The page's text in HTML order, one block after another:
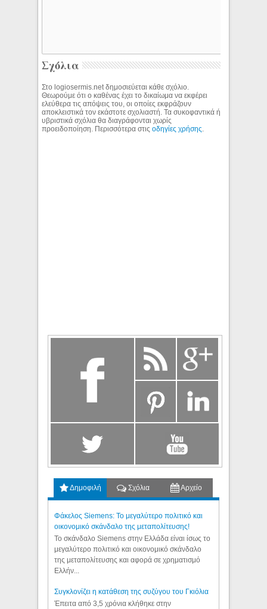
Σχόλια
Στο logiosermis.net δημοσιεύεται κάθε σχόλιο.
Θεωρούμε ότι ο καθένας έχει το δικαίωμα να εκφέρει
ελεύθερα τις απόψεις του, οι οποίες εκφράζουν
αποκλειστικά τον εκάστοτε σχολιαστή. Τα συκοφαντικά ή
υβριστικά σχόλια θα διαγράφονται χωρίς
προειδοποίηση. Περισσότερα στιςοδηγίες χρήσης.
Δημοφιλή Σχόλια Αρχείο
Φάκελος Siemens: Το μεγαλύτερο πολιτικό και
οικονομικό σκάνδαλο της μεταπολίτευσης!
Το σκάνδαλο Siemens στην Ελλάδα είναι ίσως το
μεγαλύτερο πολιτικό και οικονομικό σκάνδαλο
της μεταπολίτευσης και αφορά σε χρηματισμό
Ελλήν...
Συγκλονίζει η κατάθεση της συζύγου του Γκιόλια
Έπειτα από 3,5 χρόνια κλήθηκε στην